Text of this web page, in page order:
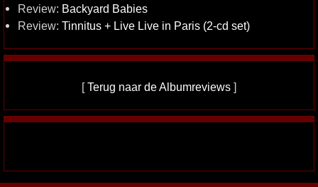
Review: Backyard Babies
Review: Tinnitus + Live Live in Paris (2-cd set)
[Terug naar de Albumreviews ]